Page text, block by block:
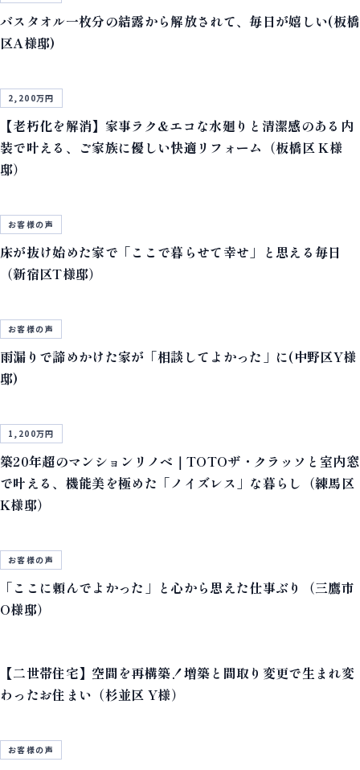
バスタオル一枚分の結露から解放されて、毎日が嬉しい(板橋
区A様邸)
2,200万円
【老朽化を解消】家事ラク&エコな水廻りと清潔感のある内
装で叶える、ご家族に優しい快適リフォーム（板橋区 K様
邸）
お客様の声
床が抜け始めた家で「ここで暮らせて幸せ」と思える毎日
（新宿区T様邸）
お客様の声
雨漏りで諦めかけた家が「相談してよかった」に(中野区Y様
邸)
1,200万円
築20年超のマンションリノベ｜TOTOザ・クラッソと室内窓
で叶える、機能美を極めた「ノイズレス」な暮らし（練馬区
K様邸）
お客様の声
「ここに頼んでよかった」と心から思えた仕事ぶり（三鷹市
O様邸）
【二世帯住宅】空間を再構築！増築と間取り変更で生まれ変
わったお住まい（杉並区 Y様）
お客様の声